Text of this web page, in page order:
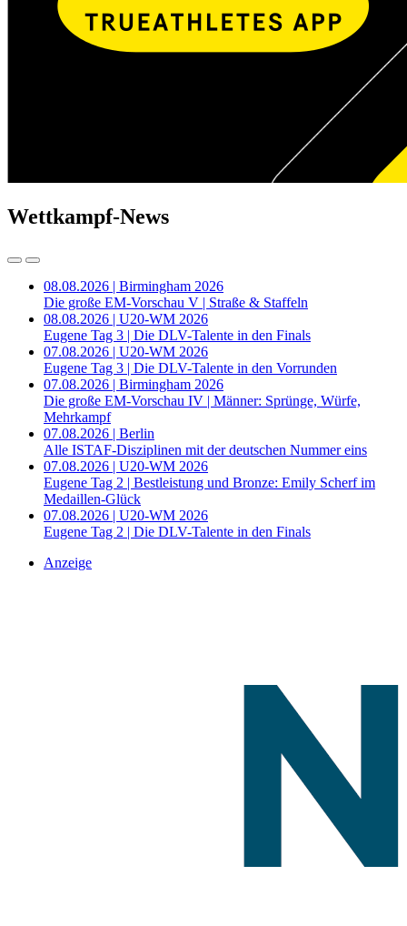
Wettkampf-News
08.08.2026 | Birmingham 2026
Die große EM-Vorschau V | Straße & Staffeln
08.08.2026 | U20-WM 2026
Eugene Tag 3 | Die DLV-Talente in den Finals
07.08.2026 | U20-WM 2026
Eugene Tag 3 | Die DLV-Talente in den Vorrunden
07.08.2026 | Birmingham 2026
Die große EM-Vorschau IV | Männer: Sprünge, Würfe,
Mehrkampf
07.08.2026 | Berlin
Alle ISTAF-Disziplinen mit der deutschen Nummer eins
07.08.2026 | U20-WM 2026
Eugene Tag 2 | Bestleistung und Bronze: Emily Scherf im
Medaillen-Glück
07.08.2026 | U20-WM 2026
Eugene Tag 2 | Die DLV-Talente in den Finals
Anzeige